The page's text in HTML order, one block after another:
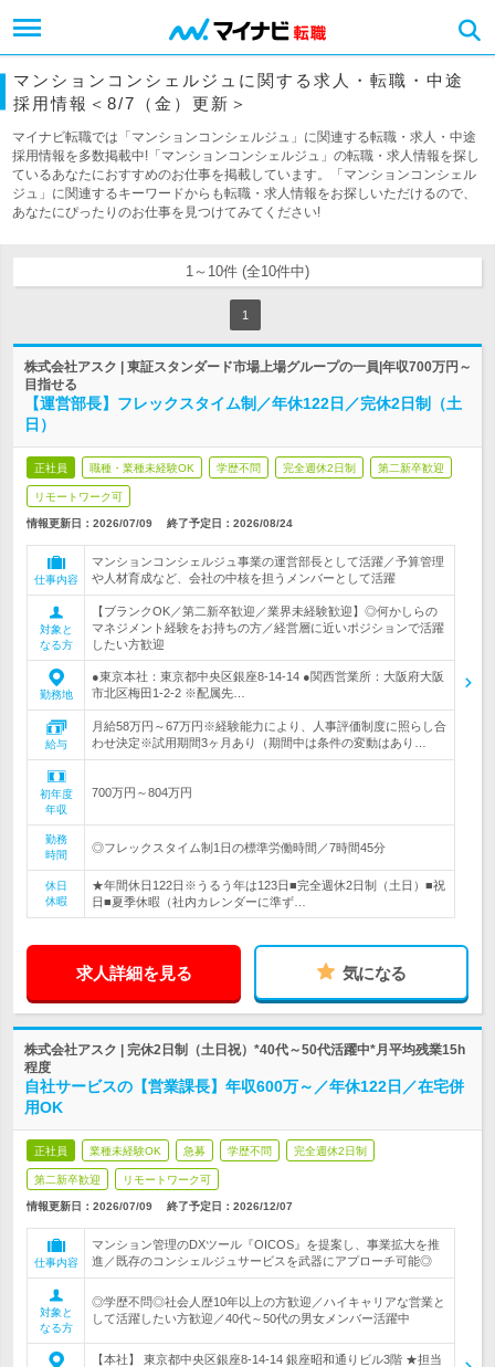
マンションコンシェルジュに関する求人・転職・中途
採用情報＜8/7（金）更新＞
マイナビ転職では「マンションコンシェルジュ」に関連する転職・求人・中途
採用情報を多数掲載中!「マンションコンシェルジュ」の転職・求人情報を探し
ているあなたにおすすめのお仕事を掲載しています。「マンションコンシェル
ジュ」に関連するキーワードからも転職・求人情報をお探しいただけるので、
あなたにぴったりのお仕事を見つけてみてください!
1～10件 (全10件中)
1
株式会社アスク | 東証スタンダード市場上場グループの一員|年収700万円～
目指せる
【運営部長】フレックスタイム制／年休122日／完休2日制（土
日）
正社員 職種・業種未経験OK 学歴不問 完全週休2日制 第二新卒歓迎
リモートワーク可
情報更新日：2026/07/09 終了予定日： 2026/08/24
仕事内容
マンションコンシェルジュ事業の運営部長として活躍／予算管理
や人材育成など、会社の中核を担うメンバーとして活躍
対象と
なる方
【ブランクOK／第二新卒歓迎／業界未経験歓迎】◎何かしらの
マネジメント経験をお持ちの方／経営層に近いポジションで活躍
したい方歓迎
勤務地
●東京本社：東京都中央区銀座8-14-14 ●関西営業所：大阪府大阪
市北区梅田1-2-2 ※配属先…
給与
月給58万円～67万円※経験能力により、人事評価制度に照らし合
わせ決定※試用期間3ヶ月あり（期間中は条件の変動はあり…
初年度
年収
700万円～804万円
勤務
時間
◎フレックスタイム制1日の標準労働時間／7時間45分
休日
休暇
★年間休日122日※うるう年は123日■完全週休2日制（土日）■祝
日■夏季休暇（社内カレンダーに準ず…
求人詳細を見る 気になる
株式会社アスク | 完休2日制（土日祝）*40代～50代活躍中*月平均残業15h
程度
自社サービスの【営業課長】年収600万～／年休122日／在宅併
用OK
正社員 業種未経験OK 急募 学歴不問 完全週休2日制
第二新卒歓迎 リモートワーク可
情報更新日：2026/07/09 終了予定日： 2026/12/07
仕事内容
マンション管理のDXツール『OICOS』を提案し、事業拡大を推
進／既存のコンシェルジュサービスを武器にアプローチ可能◎
対象と
なる方
◎学歴不問◎社会人歴10年以上の方歓迎／ハイキャリアな営業と
して活躍したい方歓迎／40代～50代の男女メンバー活躍中
【本社】 東京都中央区銀座8-14-14 銀座昭和通りビル3階 ★担当